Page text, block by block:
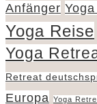
Anfänger
Yoga Reise
Yoga
Retreat
Europa
Yoga